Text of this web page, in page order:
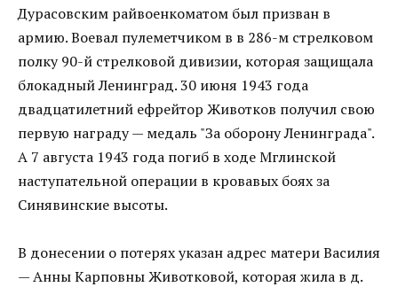
Дурасовским райвоенкоматом был призван в
армию. Воевал пулеметчиком в в 286-м стрелковом
полку 90-й стрелковой дивизии, которая защищала
блокадный Ленинград. 30 июня 1943 года
двадцатилетний ефрейтор Животков получил свою
первую награду — медаль "За оборону Ленинграда".
А 7 августа 1943 года погиб в ходе Мглинской
наступательной операции в кровавых боях за
Синявинские высоты.
В донесении о потерях указан адрес матери Василия
— Анны Карповны Животковой, которая жила в д.